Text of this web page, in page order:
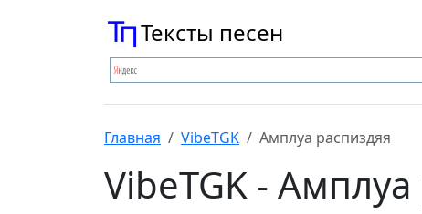
Тексты песен
Главная VibeTGK Амплуа распиздяя
VibeTGK -